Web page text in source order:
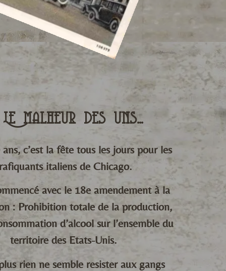
Le malheur des uns...
c’est la fête tous les jours pour les
italiens de Chicago.
avec le 18e amendement à la
: Prohibition totale de la production,
d’alcool sur l’ensemble du
territoire des Etats-Unis.
rien ne semble resister aux gangs